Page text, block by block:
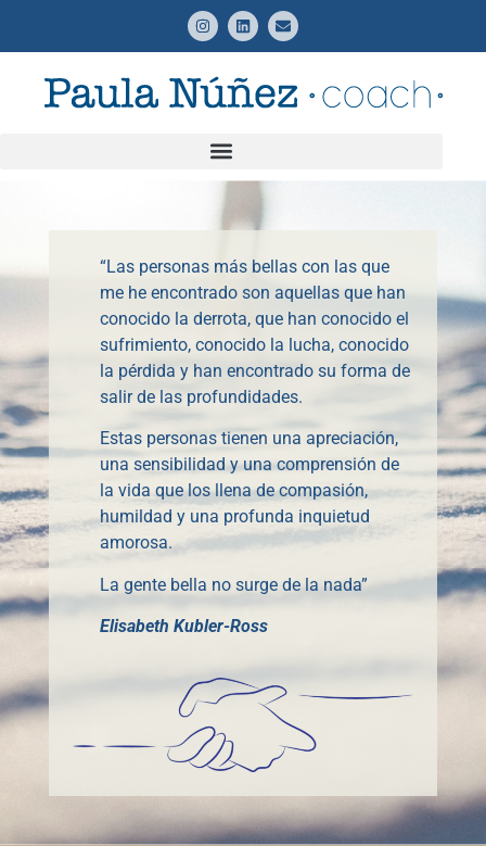
“Las personas más bellas con las que
me he encontrado son aquellas que han
conocido la derrota, que han conocido el
sufrimiento, conocido la lucha, conocido
la pérdida y han encontrado su forma de
salir de las profundidades.
Estas personas tienen una apreciación,
una sensibilidad y una comprensión de
la vida que los llena de compasión,
humildad y una profunda inquietud
amorosa.
La gente bella no surge de la nada”
Elisabeth Kubler-Ross